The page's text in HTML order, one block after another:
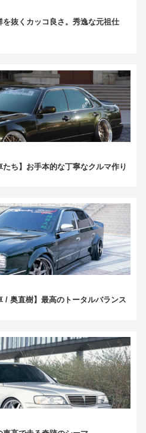
を抜くカッコ良さ。秀逸な元祖仕
たち】お手本的な丁寧なクルマ作り
/ 奥直樹】最高のトータルバランス